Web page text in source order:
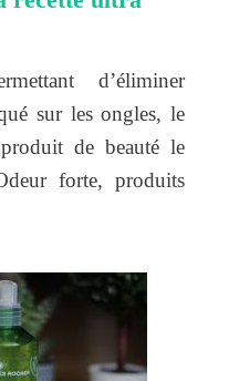
d’éliminer
sur les ongles, le
de beauté le
forte, produits